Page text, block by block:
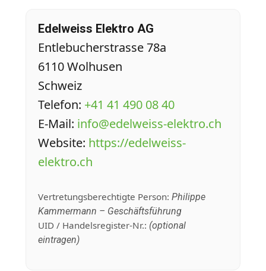
Edelweiss Elektro AG
Entlebucherstrasse 78a
6110 Wolhusen
Schweiz
Telefon: +41 41 490 08 40
E‑Mail: info@edelweiss-elektro.ch
Website: https://edelweiss-
elektro.ch
Vertretungsberechtigte Person: Philippe
Kammermann – Geschäftsführung
UID / Handelsregister-Nr.: (optional
eintragen)